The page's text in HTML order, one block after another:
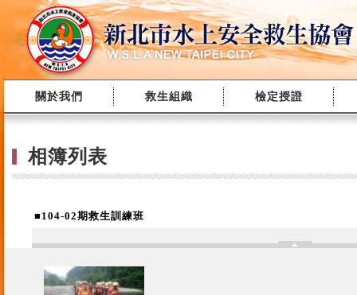
關於我們 救生組織 檢定授證
相簿列表
■104-02期救生訓練班